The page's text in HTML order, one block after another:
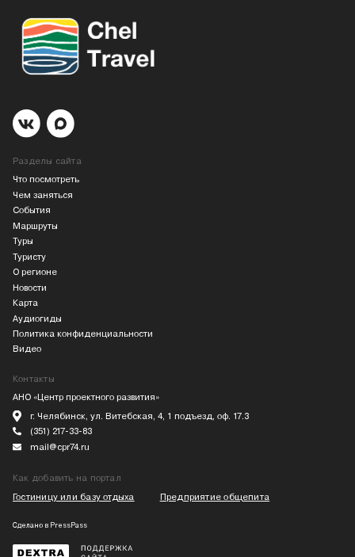
Разделы сайта
Что посмотреть
Чем заняться
События
Маршруты
Туры
Туристу
О регионе
Новости
Карта
Аудиогиды
Политика конфиденциальности
Видео
Контакты
АНО «Центр проектного развития»
г. Челябинск, ул. Витебская, 4, 1 подъезд, оф. 17.3
(351) 217-33-83
mail@cpr74.ru
Как добавить на портал
Гостиницу или базу отдыха
Предприятие общепита
Сделано в PressPass